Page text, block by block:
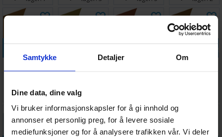
Samtykke Detaljer Om
Dine data, dine valg
Vi bruker informasjonskapsler for å gi innhold og
annonser et personlig preg, for å levere sosiale
mediefunksjoner og for å analysere trafikken vår. Vi deler
45,- Antall på
lager:11
Green
45,- Antall på
lager:
Legg i